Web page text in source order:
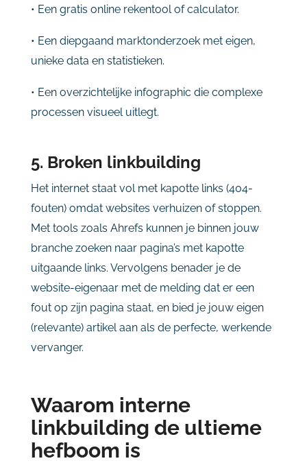
• Een gratis online rekentool of calculator.
• Een diepgaand marktonderzoek met eigen,
unieke data en statistieken.
• Een overzichtelijke infographic die complexe
processen visueel uitlegt.
5. Broken linkbuilding
Het internet staat vol met kapotte links (404-
fouten) omdat websites verhuizen of stoppen.
Met tools zoals Ahrefs kunnen je binnen jouw
branche zoeken naar pagina’s met kapotte
uitgaande links. Vervolgens benader je de
website-eigenaar met de melding dat er een
fout op zijn pagina staat, en bied je jouw eigen
(relevante) artikel aan als de perfecte, werkende
vervanger.
Waarom interne
linkbuilding de ultieme
hefboom is